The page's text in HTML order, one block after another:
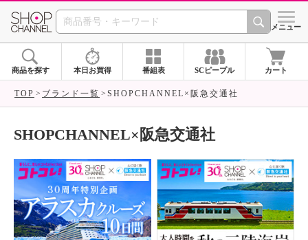
SHOP CHANNEL ショッ
メニュー
商品を探す 本日お買得 番組表 SCピープル カート
TOP ブランド一覧 SHOPCHANNEL×阪急交通社
SHOPCHANNEL×阪急交通社